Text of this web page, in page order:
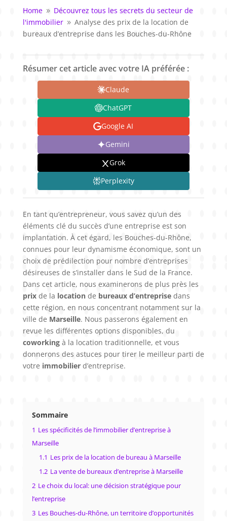
Home 9 Découvrez tous les secrets du secteur de
l'immobilier 9 Analyse des prix de la location de
bureaux d’entreprise dans les Bouches-du-Rhône
Résumer cet article avec votre IA préférée :
Claude
ChatGPT
Google AI
Gemini
Grok
Perplexity
En tant qu’entrepreneur, vous savez qu’un des
éléments clé du succès d’une entreprise est son
implantation. À cet égard, les Bouches-du-Rhône,
connues pour leur dynamisme économique, sont un
choix de prédilection pour nombre d’entreprises
désireuses de s’installer dans le Sud de la France.
Dans cet article, nous examinerons de plus près les
prixde la locationde bureaux d’entreprisedans
cette région, en nous concentrant notamment sur la
ville de Marseille. Nous passerons également en
revue les différentes options disponibles, du
coworkingà la location traditionnelle, et vous
donnerons des astuces pour tirer le meilleur parti de
votre immobilierd’entreprise.
Sommaire
1 Les spécificités de l’immobilier d’entreprise à
Marseille
1.1 Les prix de la location de bureau à Marseille
1.2 La vente de bureaux d’entreprise à Marseille
2 Le choix du local: une décision stratégique pour
l’entreprise
3 Les Bouches-du-Rhône, un territoire d’opportunités